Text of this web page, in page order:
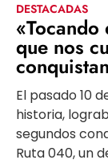
DESTACADAS
que nos
El pasado 10
historia,
segundos
Ruta 040, un